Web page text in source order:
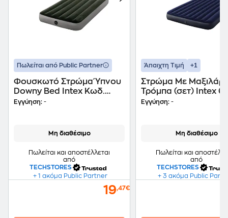
Πωλείται από Public Partner
Φουσκωτό Στρώμα Ύπνου
Downy Bed Intex Κωδ.
64761
Εγγύηση: -
Μη διαθέσιμο
Πωλείται και αποστέλλεται
από
TECHSTORES
+ 1 ακόμα Public Partner
19,47€
Άπαιχτη Τιμή +1
Στρώμα Με
Τρόμπα (σετ) Intex
Εγγύηση: -
Μη διαθέσιμο
Πωλείται και
από
TECHSTORES
+ 3 ακόμα Public